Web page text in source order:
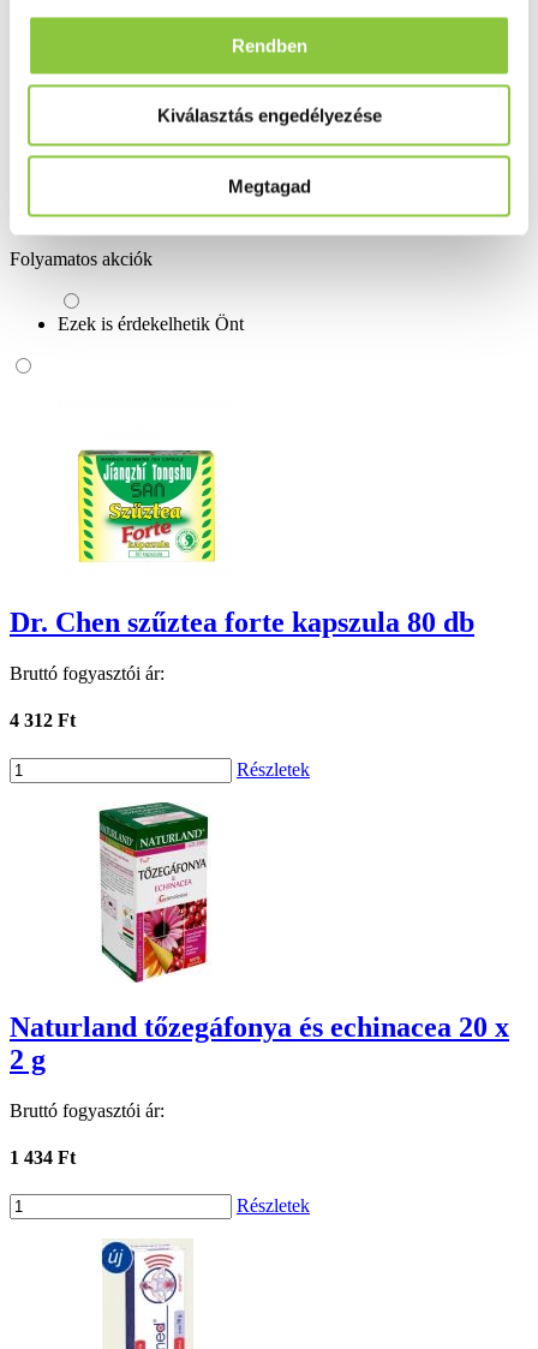
Rendben
Kiválasztás engedélyezése
Megtagad
Bővebben ...
Valós gyógyszertári háttér
Folyamatos akciók
Ezek is érdekelhetik Önt
Dr. Chen szűztea forte kapszula 80 db
Bruttó fogyasztói ár:
4 312 Ft
Részletek
Naturland tőzegáfonya és echinacea 20 x
2 g
Bruttó fogyasztói ár:
1 434 Ft
Részletek